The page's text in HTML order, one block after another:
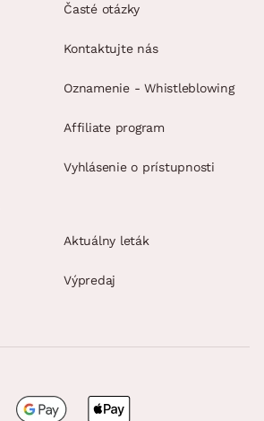
Časté otázky
Kontaktujte nás
Oznamenie - Whistleblowing
Affiliate program
Vyhlásenie o prístupnosti
Aktuálny leták
Výpredaj